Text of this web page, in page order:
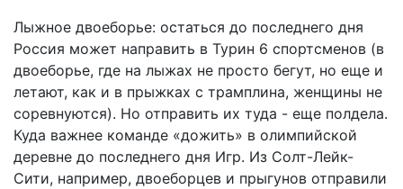
Лыжное двоеборье: остаться до последнего дня
Россия может направить в Турин 6 спортсменов (в
двоеборье, где на лыжах не просто бегут, но еще и
летают, как и в прыжках с трамплина, женщины не
соревнуются). Но отправить их туда - еще полдела.
Куда важнее команде «дожить» в олимпийской
деревне до последнего дня Игр. Из Солт-Лейк-
Сити, например, двоеборцев и прыгунов отправили